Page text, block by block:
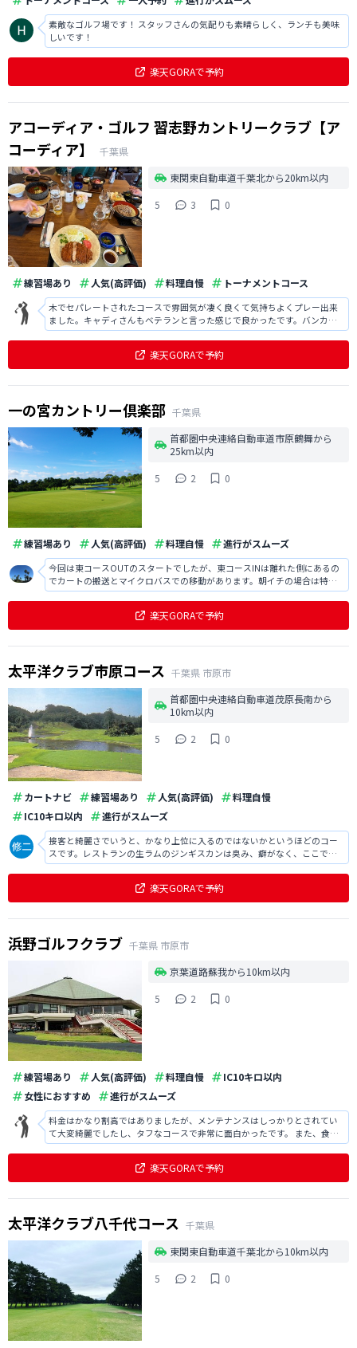
素敵なゴルフ場です！ スタッフさんの気配りも素晴らしく、ランチも美味
しいです！
楽天GORAで予約
アコーディア・ゴルフ 習志野カントリークラブ【ア
コーディア】
千葉県
東関東自動車道千葉北から20km以内
5
3 0
練習場あり 人気(高評価) 料理自慢 トーナメントコース
木でセパレートされたコースで雰囲気が凄く良くて気持ちよくプレー出来
ました。キャディさんもベテランと言った感じで良かったです。バンカー
が多くて少し難しかったです。前の組が少しゆっくりプレーされていたの
楽天GORAで予約
一の宮カントリー倶楽部 千葉県
首都圏中央連絡自動車道市原鶴舞から
25km以内
5
2 0
練習場あり 人気(高評価) 料理自慢 進行がスムーズ
今回は東コースOUTのスタートでしたが、東コースINは離れた側にあるの
でカートの搬送とマイクロバスでの移動があります。朝イチの場合は特に
余裕を持った方がいいと思います（予約の時点で注意点として書かれてい
もきれいでした（特にグリーンの楽天GORAで予約
太平洋クラブ市原コース 千葉県 市原市
首都圏中央連絡自動車道茂原長南から
10km以内
5
2 0
カートナビ 練習場あり 人気(高評価)
料理自慢
IC10キロ以内
進行がスムーズ
接客と綺麗さでいうと、かなり上位に入るのではないかというほどのコー
スです。レストランの生ラムのジンギスカンは臭み、癖がなく、ここでし
か食べれない一品です。
楽天GORAで予約
浜野ゴルフクラブ 千葉県 市原市
京葉道路蘇我から10km以内
5
2 0
練習場あり 人気(高評価) 料理自慢
IC10キロ以内
女性におすすめ
進行がスムーズ
料金はかなり割高ではありましたが、メンテナンスはしっかりとされてい
て大変綺麗でしたし、タフなコースで非常に面白かったです。 また、食事
も値段が張りましたが、本格的で大変美味しかったです。
楽天GORAで予約
太平洋クラブ八千代コース 千葉県
東関東自動車道千葉北から10km以内
5
2 0